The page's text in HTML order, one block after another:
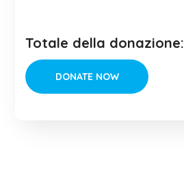
Totale della donazione: